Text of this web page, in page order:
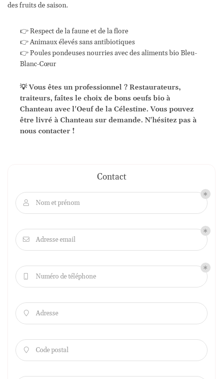
des fruits de saison.
👉 Respect de la faune et de la flore
👉 Animaux élevés sans antibiotiques
👉 Poules pondeuses nourries avec des aliments bio Bleu-
Blanc-Cœur
💡 Vous êtes un professionnel ? Restaurateurs,
traiteurs, faîtes le choix de bons oeufs bio à
Chanteau avec l'Oeuf de la Célestine. Vous pouvez
être livré à Chanteau sur demande. N'hésitez pas à
nous contacter !
Contact
 Nom et prénom
 Adresse email
Numéro de téléphone
 Adresse
 Code postal